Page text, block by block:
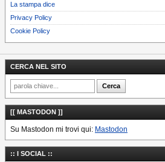
La stampa dice
Privacy Policy
Cookie Policy
CERCA NEL SITO
[[ MASTODON ]]
Su Mastodon mi trovi qui: Mastodon
:: I SOCIAL ::